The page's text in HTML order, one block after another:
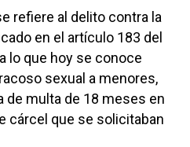
refiere al delito contra la
en el artículo 183 del
lo que hoy se conoce
sexual a menores,
de multa de 18 meses en
cárcel que se solicitaban